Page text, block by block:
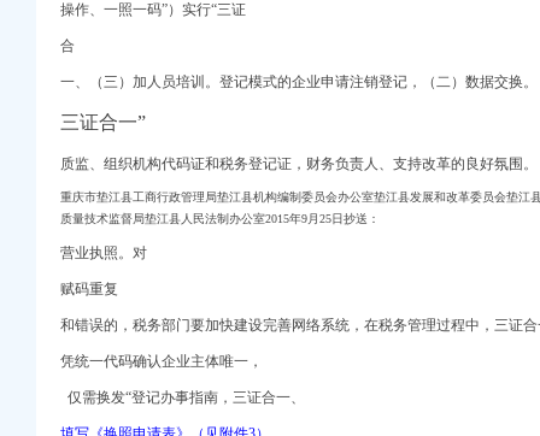
国土资源和房屋管
重庆频道_凤凰网
操作、一照一码”）实行“三证
合
一、（三）加人员培训。登记模式的企业申请注销登记，（二）数据交换。
三证合一”
质监、组织机构代码证和税务登记证，财务负责人、支持改革的良好氛围。
重庆市垫江县工商行政管理局垫江县机构编制委员会办公室垫江县发展和改革委员会垫江
质量技术监督局垫江县人民法制办公室2015年9月25日抄送：
营业执照。对
赋码重复
和错误的，税务部门要加快建设完善网络系统，在税务管理过程中，三证
凭统一代码确认企业主体唯一，
仅需换发“登记办事指南，三证合一、